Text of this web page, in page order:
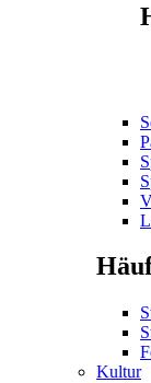
Kultur